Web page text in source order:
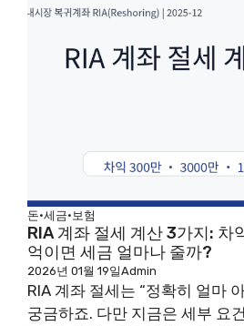
돈·세금·보험
RIA 계좌 절세 계산 3가지: 차
억이면 세금 얼마나 줄까?
2026년 01월 19일Admin
RIA 계좌 절세는 “정확히 얼마
궁금하죠. 다만 지금은 세부 요